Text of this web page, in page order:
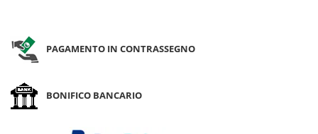
PAGAMENTO IN CONTRASSEGNO
BONIFICO BANCARIO